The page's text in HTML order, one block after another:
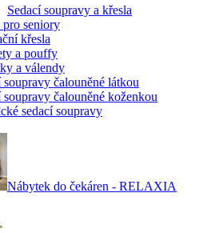
Sedací soupravy a křesla
pro seniory
křesla
a pouffy
a válendy
soupravy čalouněné látkou
soupravy čalouněné koženkou
sedací soupravy
Nábytek do čekáren - RELAXIA